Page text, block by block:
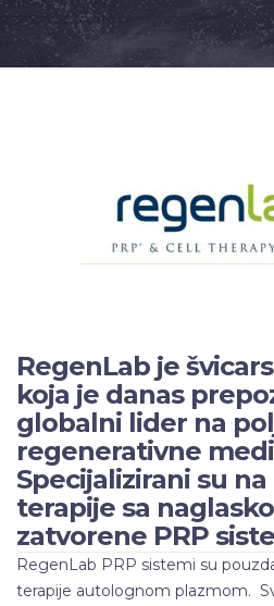
RegenLab je
koja je danas
globalni lider na
regenerativne
Specijalizirani su
terapije sa
zatvorene PRP
RegenLab PRP sistemi su
terapije autolognom plazmom.